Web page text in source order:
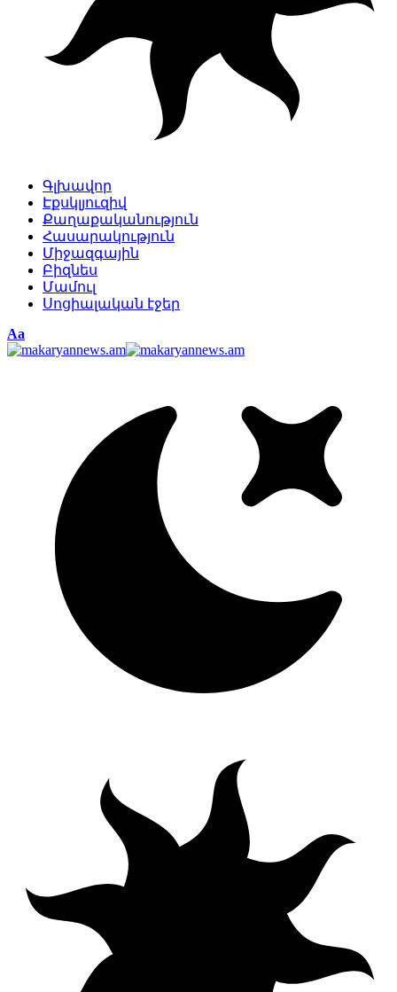
Գլխավոր
Էքսկլյուզիվ
Քաղաքականություն
Հասարակություն
Միջազգային
Բիզնես
Մամուլ
Սոցիալական էջեր
Изменение
размера
Аа